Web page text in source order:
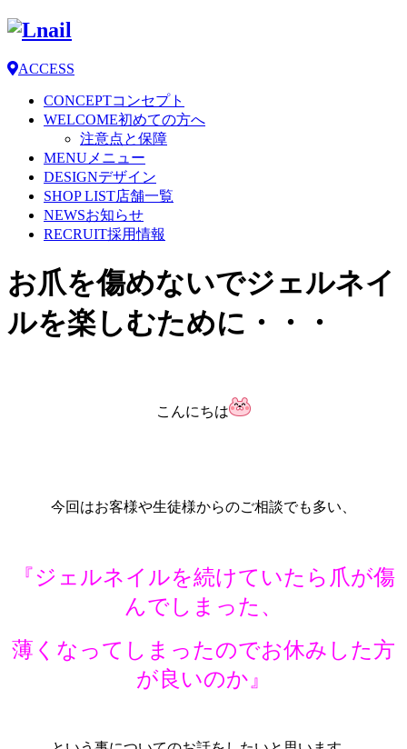
ACCESS
CONCEPTコンセプト
WELCOME初めての方へ
注意点と保障
MENU メニュー
DESIGNデザイン
SHOP LIST店舗一覧
NEWSお知らせ
RECRUIT採用情報
お爪を傷めないでジェルネイ
ルを楽しむために・・・
こんにちは
今回はお客様や生徒様からのご相談でも多い、
『ジェルネイルを続けていたら爪が傷
んでしまった、
薄くなってしまったのでお休みした方
が良いのか』